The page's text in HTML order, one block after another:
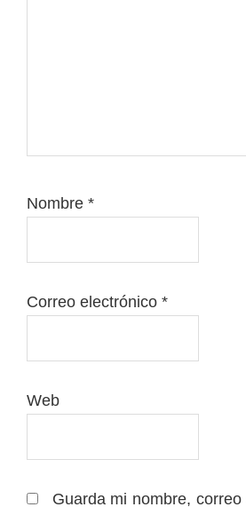
Nombre *
Correo electrónico *
Web
Guarda mi nombre,